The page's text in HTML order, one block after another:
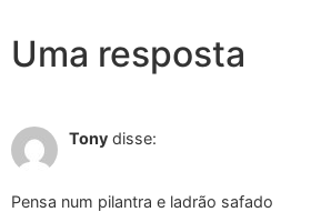
Uma resposta
Tony disse:
Pensa num pilantra e ladrão safado